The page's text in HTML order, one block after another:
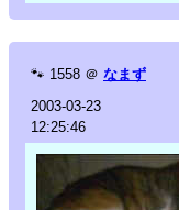
🐾 1558 ＠ なまず
2003-03-23
12:25:46